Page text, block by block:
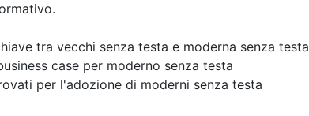
tra vecchi senza testa e moderna senza testa
case per moderno senza testa
per l'adozione di moderni senza testa